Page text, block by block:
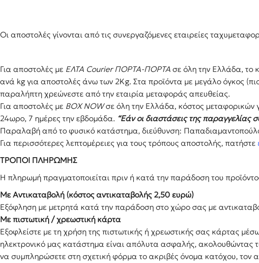
Οι αποστολές γίνονται από τις συνεργαζόμενες εταιρείες
Για αποστολές με ΕΛΤΑ Courier ΠΟΡΤΑ-ΠΟΡΤΑ σε όλη την Ελλάδα, το
ανά kg για αποστολές άνω των 2Κg. Στα προϊόντα με μεγάλο όγκος
παραλήπτη χρεώνεστε από την εταιρία μεταφοράς απευθείας.
Για αποστολές με BOX NOWσε όλη την Ελλάδα, κόστος
24ωρο, 7 ημέρες την εβδομάδα. “Εάν οι διαστάσεις της παραγγελίας
Παραλαβή από το φυσικό κατάστημα, διεύθυνση:
Για περισσότερες λεπτομέρειες για τους τρόπους αποστολής, πατήστε
ΤΡΟΠΟΙ ΠΛΗΡΩΜΗΣ
Η πληρωμή πραγματοποιείται πριν ή κατά την παράδοση του
Με Αντικαταβολή (κόστος αντικαταβολής 2,50 ευρώ)
Εξόφληση με μετρητά κατά την παράδοση στο χώρο σας με
Με πιστωτική / χρεωστική κάρτα
Εξοφλείστε με τη χρήση της πιστωτικής ή χρεωστικής σας κάρτας
ηλεκτρονικό μας κατάστημα είναι απόλυτα ασφαλής, ακολουθώντας
να συμπληρώσετε στη σχετική φόρμα το ακριβές όνομα κατόχου, τον